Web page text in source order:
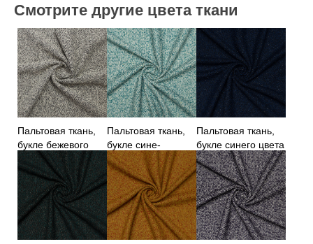
Смотрите другие цвета ткани
Пальтовая ткань,
букле бежевого
цвета
Пальтовая ткань,
букле сине-
зеленого цвета
Пальтовая ткань,
букле синего цвета